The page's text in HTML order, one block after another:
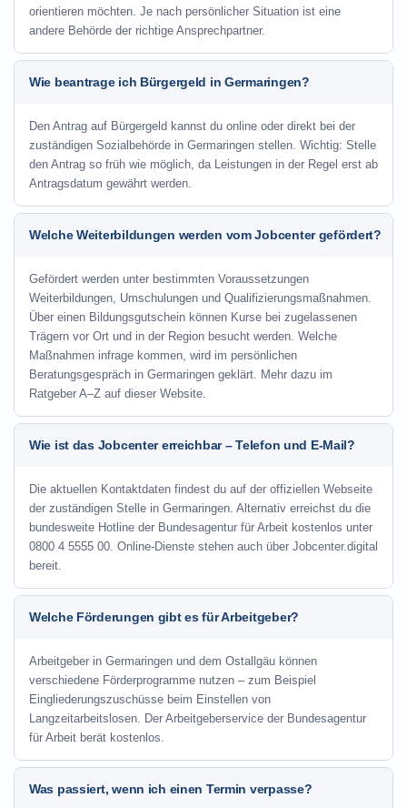
orientieren möchten. Je nach persönlicher Situation ist eine
andere Behörde der richtige Ansprechpartner.
Wie beantrage ich Bürgergeld in Germaringen?
Den Antrag auf Bürgergeld kannst du online oder direkt bei der
zuständigen Sozialbehörde in Germaringen stellen. Wichtig: Stelle
den Antrag so früh wie möglich, da Leistungen in der Regel erst ab
Antragsdatum gewährt werden.
Welche Weiterbildungen werden vom Jobcenter gefördert?
Gefördert werden unter bestimmten Voraussetzungen
Weiterbildungen, Umschulungen und Qualifizierungsmaßnahmen.
Über einen Bildungsgutschein können Kurse bei zugelassenen
Trägern vor Ort und in der Region besucht werden. Welche
Maßnahmen infrage kommen, wird im persönlichen
Beratungsgespräch in Germaringen geklärt. Mehr dazu im
Ratgeber A–Z auf dieser Website.
Wie ist das Jobcenter erreichbar – Telefon und E-Mail?
Die aktuellen Kontaktdaten findest du auf der offiziellen Webseite
der zuständigen Stelle in Germaringen. Alternativ erreichst du die
bundesweite Hotline der Bundesagentur für Arbeit kostenlos unter
0800 4 5555 00. Online-Dienste stehen auch über Jobcenter.digital
bereit.
Welche Förderungen gibt es für Arbeitgeber?
Arbeitgeber in Germaringen und dem Ostallgäu können
verschiedene Förderprogramme nutzen – zum Beispiel
Eingliederungszuschüsse beim Einstellen von
Langzeitarbeitslosen. Der Arbeitgeberservice der Bundesagentur
für Arbeit berät kostenlos.
Was passiert, wenn ich einen Termin verpasse?